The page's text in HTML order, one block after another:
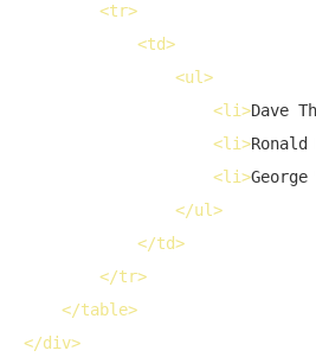
<tr>
<td>
<ul>
<li>Dave
<li>Ronald
<li>George
</ul>
</td>
</tr>
</table>
</div>